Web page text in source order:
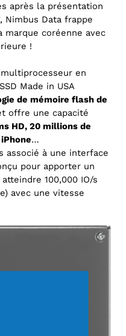
après la présentation
, Nimbus Data frappe
coréenne avec
!
en
Made in USA
de mémoire flash de
offre une capacité
HD, 20 millions de
…
associé à une interface
pour apporter un
100,000 IO/s
avec une vitesse